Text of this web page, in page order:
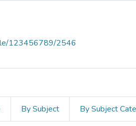
123456789/2546
By Subject By Subject